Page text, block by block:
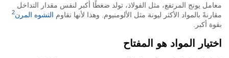
يونج المرتفع، مثل الفولاذ، تولد ضغطًا أكبر لنفس مقدار التداخل
بالمواد الأكثر ليونة مثل الألومنيوم. وهذا لأنها تقاومالتشوه المرن2
أكبر.
المواد هو المفتاح